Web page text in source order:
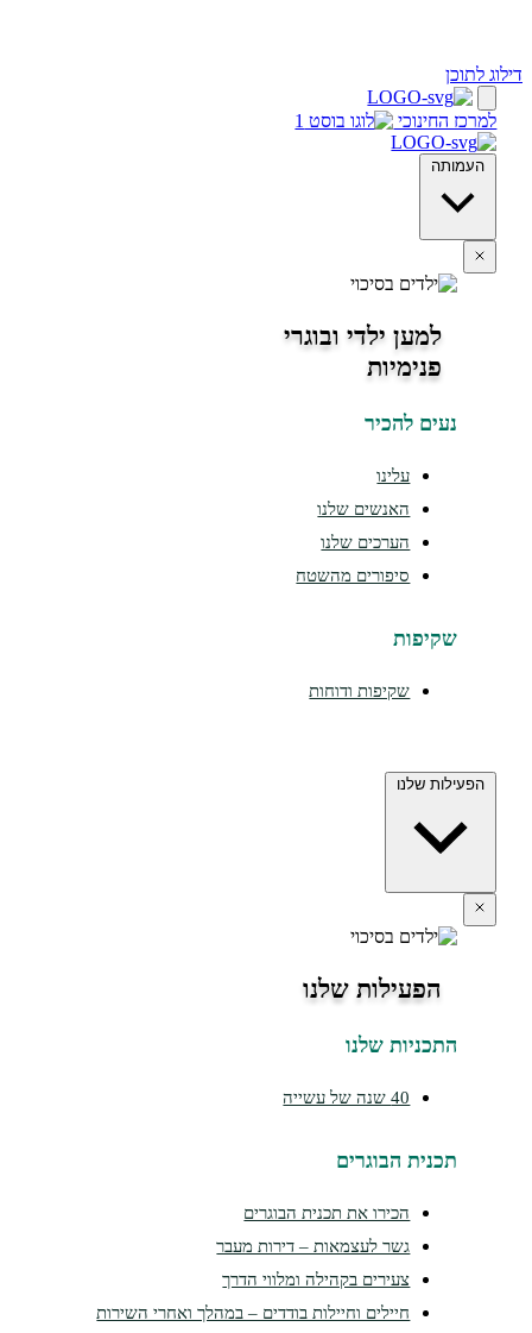
לתוכן
החינוכי
העמותה
למען ילדי ובוגרי
פנימיות
נעים להכיר
עלינו
האנשים שלנו
הערכים שלנו
סיפורים מהשטח
שקיפות
שקיפות ודוחות
הפעילות שלנו
הפעילות שלנו
התכניות שלנו
תכנית הבוגרים
הכירו את תכנית הבוגרים
גשר לעצמאות – דירות מעבר
צעירים בקהילה ומלווי הדרך
חיילים וחיילות בודדים – במהלך ואחרי השירות